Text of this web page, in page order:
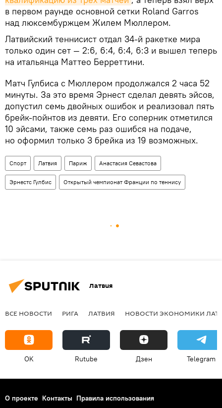
в первом раунде основной сетки Roland Garros
над люксембуржцем Жилем Мюллером.
Латвийский теннисист отдал 34-й ракетке мира
только один сет — 2:6, 6:4, 6:4, 6:3 и вышел теперь
на итальянца Маттео Берреттини.
Матч Гулбиса с Мюллером продолжался 2 часа 52
минуты. За это время Эрнест сделал девять эйсов,
допустил семь двойных ошибок и реализовал пять
брейк-пойнтов из девяти. Его соперник отметился
10 эйсами, также семь раз ошибся на подаче,
но оформил только 3 брейка из 19 возможных.
Спорт Латвия Париж Анастасия Севастова
Эрнестс Гулбис Открытый чемпионат Франции по теннису
Латвия
ВСЕ НОВОСТИ РИГА ЛАТВИЯ НОВОСТИ ЭКОНОМИКИ
OK Rutube Дзен Telegram
О проекте Контакты Правила использования